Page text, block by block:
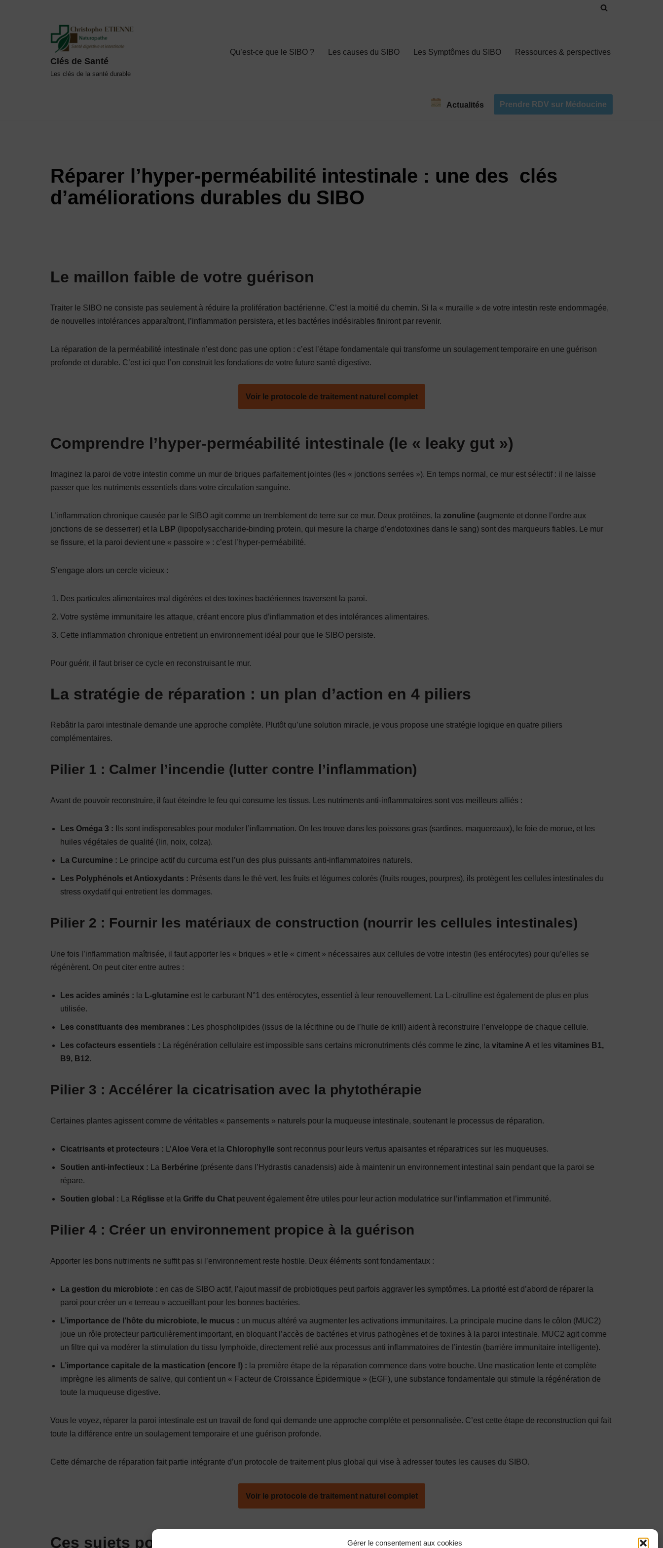
Gérer le consentement aux cookies
Clés de Santé
Les clés de la santé durable
Qu’est-ce que le SIBO ? Les causes du SIBO Les Symptômes du SIBO Ressources & perspectives
Actualités Prendre RDV sur Médoucine
Réparer l’hyper-perméabilité intestinale : une des clés
d’améliorations durables du SIBO
Le maillon faible de votre guérison
Traiter le SIBO ne consiste pas seulement à réduire la prolifération bactérienne. C’est la moitié du chemin. Si la « muraille » de votre intestin reste endommagée,
de nouvelles intolérances apparaîtront, l’inflammation persistera, et les bactéries indésirables finiront par revenir.
La réparation de la perméabilité intestinale n’est donc pas une option : c’est l’étape fondamentale qui transforme un soulagement temporaire en une guérison
profonde et durable. C’est ici que l’on construit les fondations de votre future santé digestive.
Voir le protocole de traitement naturel complet
Comprendre l’hyper-perméabilité intestinale (le « leaky gut »)
Imaginez la paroi de votre intestin comme un mur de briques parfaitement jointes (les « jonctions serrées »). En temps normal, ce mur est sélectif : il ne laisse
passer que les nutriments essentiels dans votre circulation sanguine.
L’inflammation chronique causée par le SIBO agit comme un tremblement de terre sur ce mur. Deux protéines, la zonuline (augmente et donne l’ordre aux
jonctions de se desserrer) et la LBP (lipopolysaccharide-binding protein, qui mesure la charge d’endotoxines dans le sang) sont des marqueurs fiables. Le mur
se fissure, et la paroi devient une « passoire » : c’est l’hyper-perméabilité.
S’engage alors un cercle vicieux :
Des particules alimentaires mal digérées et des toxines bactériennes traversent la paroi.
Votre système immunitaire les attaque, créant encore plus d’inflammation et des intolérances alimentaires.
Cette inflammation chronique entretient un environnement idéal pour que le SIBO persiste.
Pour guérir, il faut briser ce cycle en reconstruisant le mur.
La stratégie de réparation : un plan d’action en 4 piliers
Rebâtir la paroi intestinale demande une approche complète. Plutôt qu’une solution miracle, je vous propose une stratégie logique en quatre piliers
complémentaires.
Pilier 1 : Calmer l’incendie (lutter contre l’inflammation)
Avant de pouvoir reconstruire, il faut éteindre le feu qui consume les tissus. Les nutriments anti-inflammatoires sont vos meilleurs alliés :
Les Oméga 3 : Ils sont indispensables pour moduler l’inflammation. On les trouve dans les poissons gras (sardines, maquereaux), le foie de morue, et les
huiles végétales de qualité (lin, noix, colza).
La Curcumine : Le principe actif du curcuma est l’un des plus puissants anti-inflammatoires naturels.
Les Polyphénols et Antioxydants : Présents dans le thé vert, les fruits et légumes colorés (fruits rouges, pourpres), ils protègent les cellules intestinales du
stress oxydatif qui entretient les dommages.
Pilier 2 : Fournir les matériaux de construction (nourrir les cellules intestinales)
Une fois l’inflammation maîtrisée, il faut apporter les « briques » et le « ciment » nécessaires aux cellules de votre intestin (les entérocytes) pour qu’elles se
régénèrent. On peut citer entre autres :
Les acides aminés : la L-glutamine est le carburant N°1 des entérocytes, essentiel à leur renouvellement. La L-citrulline est également de plus en plus
utilisée.
Les constituants des membranes : Les phospholipides (issus de la lécithine ou de l’huile de krill) aident à reconstruire l’enveloppe de chaque cellule.
Les cofacteurs essentiels : La régénération cellulaire est impossible sans certains micronutriments clés comme le zinc, la vitamine A et les vitamines B1,
B9, B12.
Pilier 3 : Accélérer la cicatrisation avec la phytothérapie
Certaines plantes agissent comme de véritables « pansements » naturels pour la muqueuse intestinale, soutenant le processus de réparation.
Cicatrisants et protecteurs : L’Aloe Vera et la Chlorophylle sont reconnus pour leurs vertus apaisantes et réparatrices sur les muqueuses.
Soutien anti-infectieux : La Berbérine (présente dans l’Hydrastis canadensis) aide à maintenir un environnement intestinal sain pendant que la paroi se
répare.
Soutien global : La Réglisse et la Griffe du Chat peuvent également être utiles pour leur action modulatrice sur l’inflammation et l’immunité.
Pilier 4 : Créer un environnement propice à la guérison
Apporter les bons nutriments ne suffit pas si l’environnement reste hostile. Deux éléments sont fondamentaux :
La gestion du microbiote : en cas de SIBO actif, l’ajout massif de probiotiques peut parfois aggraver les symptômes. La priorité est d’abord de réparer la
paroi pour créer un « terreau » accueillant pour les bonnes bactéries.
L’importance de l’hôte du microbiote, le mucus : un mucus altéré va augmenter les activations immunitaires. La principale mucine dans le côlon (MUC2)
joue un rôle protecteur particulièrement important, en bloquant l’accès de bactéries et virus pathogènes et de toxines à la paroi intestinale. MUC2 agit comme
un filtre qui va modérer la stimulation du tissu lymphoïde, directement relié aux processus anti inflammatoires de l’intestin (barrière immunitaire intelligente).
L’importance capitale de la mastication (encore !) : la première étape de la réparation commence dans votre bouche. Une mastication lente et complète
imprègne les aliments de salive, qui contient un « Facteur de Croissance Épidermique » (EGF), une substance fondamentale qui stimule la régénération de
toute la muqueuse digestive.
Vous le voyez, réparer la paroi intestinale est un travail de fond qui demande une approche complète et personnalisée. C’est cette étape de reconstruction qui fait
toute la différence entre un soulagement temporaire et une guérison profonde.
Cette démarche de réparation fait partie intégrante d’un protocole de traitement plus global qui vise à adresser toutes les causes du SIBO.
Voir le protocole de traitement naturel complet
Ces sujets pourraient vous intéresser